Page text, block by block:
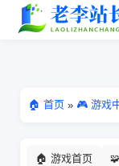
🏠 首页 » 🎮 游戏
🏠 游戏首页